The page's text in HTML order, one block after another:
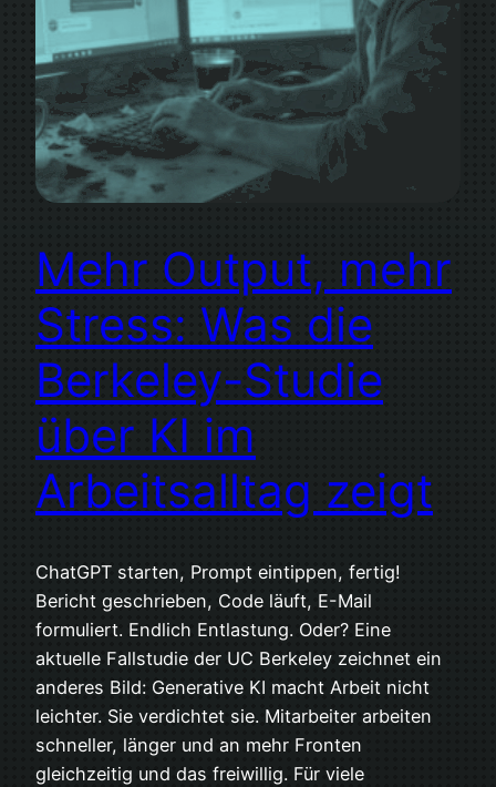
Mehr Output, mehr
Stress: Was die
Berkeley-Studie
über KI im
Arbeitsalltag zeigt
ChatGPT starten, Prompt eintippen, fertig!
Bericht geschrieben, Code läuft, E-Mail
formuliert. Endlich Entlastung. Oder? Eine
aktuelle Fallstudie der UC Berkeley zeichnet ein
anderes Bild: Generative KI macht Arbeit nicht
leichter. Sie verdichtet sie. Mitarbeiter arbeiten
schneller, länger und an mehr Fronten
gleichzeitig und das freiwillig. Für viele